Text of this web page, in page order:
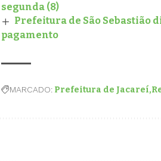
segunda (8)
Prefeitura de São Sebastião
pagamento
MARCADO: Prefeitura de Jacareí